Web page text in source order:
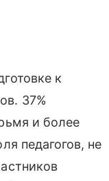
к
37%
и более
педагогов, не